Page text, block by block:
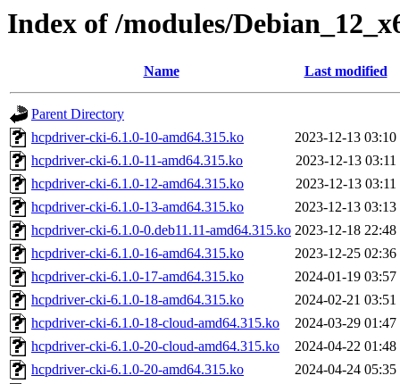
Index of /modules/
Name Last modified
Parent Directory
hcpdriver-cki-6.1.0-10-amd64.315.ko
2023-12-13 03:10
hcpdriver-cki-6.1.0-11-amd64.315.ko
2023-12-13 03:11
hcpdriver-cki-6.1.0-12-amd64.315.ko
2023-12-13 03:11
hcpdriver-cki-6.1.0-13-amd64.315.ko
2023-12-13 03:13
hcpdriver-cki-6.1.0-0.deb11.11-amd64.315.ko 2023-12-18 22:48
hcpdriver-cki-6.1.0-16-amd64.315.ko
2023-12-25 02:36
hcpdriver-cki-6.1.0-17-amd64.315.ko
2024-01-19 03:57
hcpdriver-cki-6.1.0-18-amd64.315.ko
2024-02-21 03:51
hcpdriver-cki-6.1.0-18-cloud-amd64.315.ko
2024-03-29 01:47
hcpdriver-cki-6.1.0-20-cloud-amd64.315.ko
2024-04-22 01:48
hcpdriver-cki-6.1.0-20-amd64.315.ko
2024-04-24 05:35